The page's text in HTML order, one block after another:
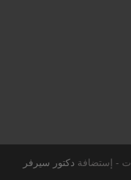
دكتور سيرفر